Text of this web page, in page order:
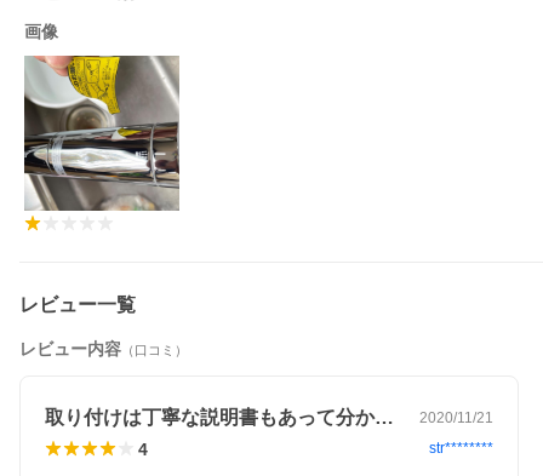
画像
レビュー一覧
レビュー内容 （口コミ）
取り付けは丁寧な説明書もあって分かりや… 2020/11/21
4 str********